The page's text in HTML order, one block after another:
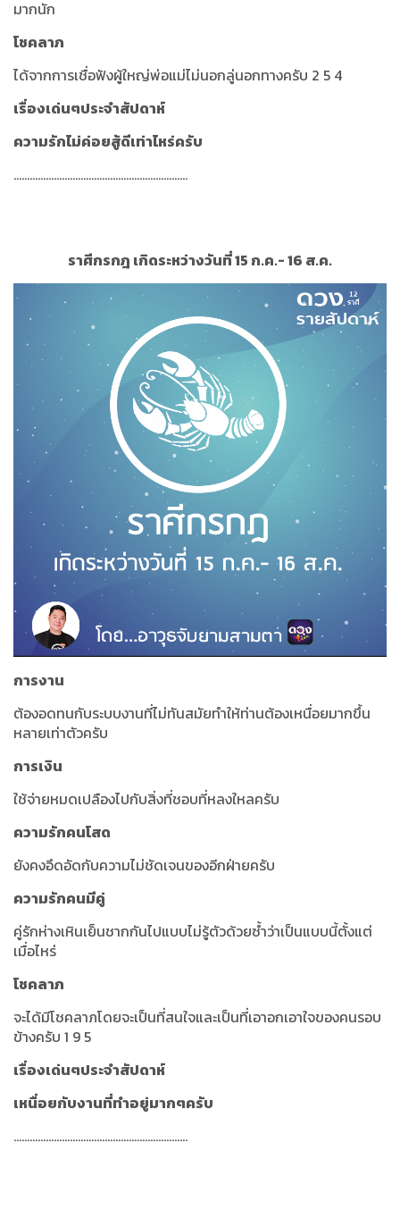
มากนัก
โชคลาภ
ได้จากการเชื่อฟังผู้ใหญ่พ่อแม่ไม่นอกลู่นอกทางครับ 2 5 4
เรื่องเด่นๆประจำสัปดาห์
ความรักไม่ค่อยสู้ดีเท่าไหร่ครับ
.................................................................
ราศีกรกฎ เกิดระหว่างวันที่ 15 ก.ค.- 16 ส.ค.
การงาน
ต้องอดทนกับระบบงานที่ไม่ทันสมัยทำให้ท่านต้องเหนื่อยมากขึ้น
หลายเท่าตัวครับ
การเงิน
ใช้จ่ายหมดเปลืองไปกับสิ่งที่ชอบที่หลงใหลครับ
ความรักคนโสด
ยังคงอึดอัดกับความไม่ชัดเจนของอีกฝ่ายครับ
ความรักคนมีคู่
คู่รักห่างเหินเย็นชากกันไปแบบไม่รู้ตัวด้วยซ้ำว่าเป็นแบบนี้ตั้งแต่
เมื่อไหร่
โชคลาภ
จะได้มีโชคลาภโดยจะเป็นที่สนใจและเป็นที่เอาอกเอาใจของคนรอบ
ข้างครับ 1 9 5
เรื่องเด่นๆประจำสัปดาห์
เหนื่อยกับงานที่ทำอยู่มากๆครับ
.................................................................